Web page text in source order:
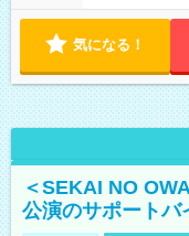
気になる！
＜SEKAI NO
公演のサポートバ